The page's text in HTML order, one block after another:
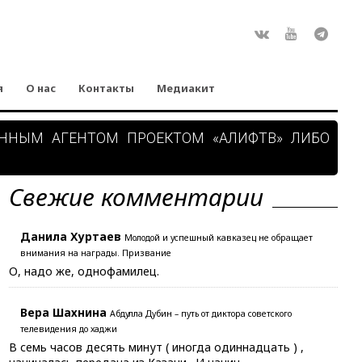
О нас Контакты Медиакит
АГЕНТОМ ПРОЕКТОМ «АЛИФТВ» ЛИБО
Свежие комментарии
Данила Хуртаев Молодой и успешный кавказец не обращает
внимания на награды. Призвание
О, надо же, однофамилец.
Вера Шахнина Абдулла Дубин – путь от диктора советского
телевидения до хаджи
В семь часов десять минут ( иногда одиннадцать ) ,